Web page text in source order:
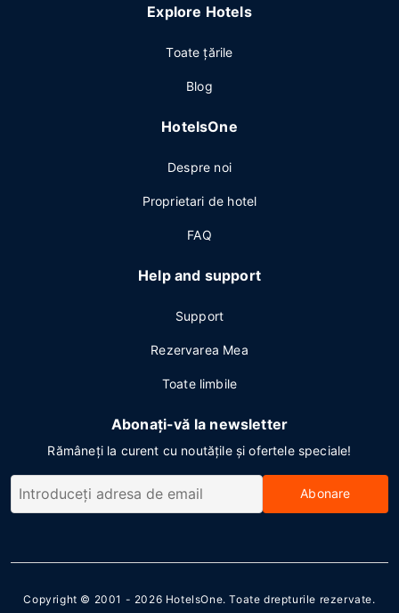
Explore Hotels
Toate ţările
Blog
HotelsOne
Despre noi
Proprietari de hotel
FAQ
Help and support
Support
Rezervarea Mea
Toate limbile
Abonați-vă la newsletter
Rămâneți la curent cu noutățile și ofertele speciale!
Abonare
Copyright © 2001 - 2026 HotelsOne. Toate drepturile rezervate.